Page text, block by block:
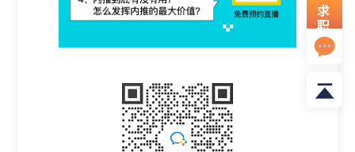
求
职
资
料